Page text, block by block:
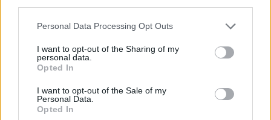
Personal Data Processing Opt Outs
I want to opt-out of the Sharing of my
personal data.
Opted In
I want to opt-out of the Sale of my
Personal Data.
Opted In
problem wyboru między życiem
prywatnym a obowiązkiem wobec
ojczyzny? Omów zagadnienie na
podstawie Konrada Wallenroda Adama
uwzględnij również wybrany kontekst.
Dobro własne czy dobro ogółu –